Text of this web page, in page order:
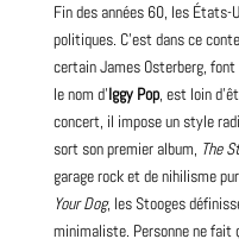
Fin des années 60, les
politiques. C’est dans ce
certainJamesOsterberg, font
le nom d’Iggy Pop, est loin
concert, il impose un style
sort son premier album, The
garage rock et de nihilisme
Your Dog, les Stooges
minimaliste. Personne ne fait